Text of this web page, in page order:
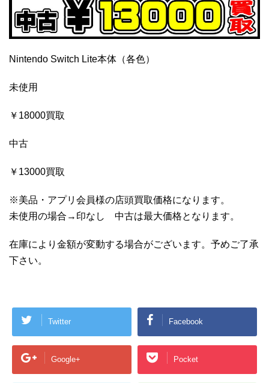
Nintendo Switch Lite本体（各色）
未使用
￥18000買取
中古
￥13000買取
※美品・アプリ会員様の店頭買取価格になります。
未使用の場合→印なし 中古は最大価格となります。
在庫により金額が変動する場合がございます。予めご了承
下さい。
Twitter Facebook
Google+ Pocket